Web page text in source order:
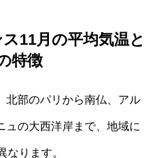
11月の平均気温と
特徴
北部のパリから南仏、アル
ュの大西洋岸まで、地域に
なります。